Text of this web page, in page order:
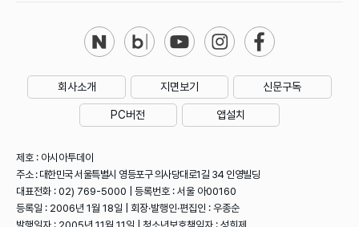
회사소개 지면보기 신문구독
PC버전 앱설치
제호 : 아시아투데이
주소 : 대한민국 서울특별시 영등포구 의사당대로1길 34 인영빌딩
대표전화 : 02) 769-5000 | 등록번호 : 서울 아00160
등록일 : 2006년 1월 18일 | 회장·발행인·편집인 : 우종순